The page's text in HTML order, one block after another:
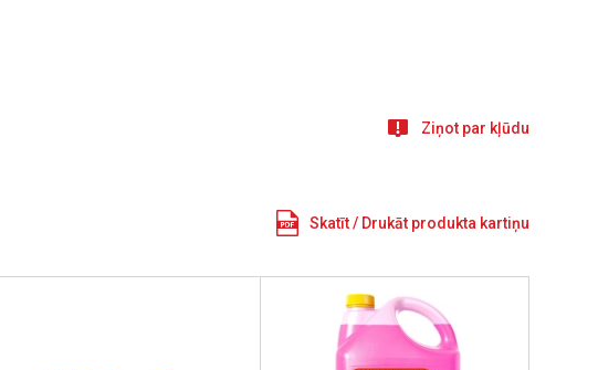
Ziņot par kļūdu
Skatīt / Drukāt produkta kartiņu